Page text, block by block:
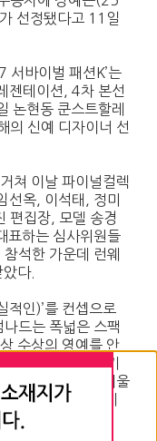
선정됐다고 11일
서바이벌 패션K’는
젠테이션, 4차 본선
논현동 쿤스트할레
의 신예 디자이너 선
쳐 이날 파이널컬렉
선옥, 이석태, 정미
편집장, 모델 송경
표하는 심사위원들
석한 가운데 런웨
다.
인)’를 컨셉으로
드는 폭넓은 스팩
수상의 영예를 안
데뷔할 수 있는 기
원금 3천만원, 서울
패션위크 제너레
어진다.